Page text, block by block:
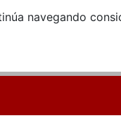
navegando